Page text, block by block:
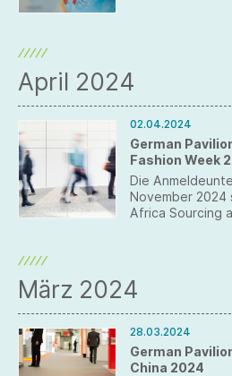
unterstützt.
April 2024
02.04.2024
German
Fashion Week
Die
November
Africa Sourcing
März 2024
28.03.2024
German
China 2024